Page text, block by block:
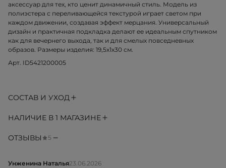
аксессуар для тех, кто ценит динамичный стиль. Модель из
полиэстера с переливающейся текстурой играет светом при
каждом движении, создавая эффект мерцания. Универсальный
дизайн и практичная подкладка делают ее идеальным спутником
как для вечернего выхода, так и для смелых повседневных
образов. Размеры изделия: 19,5х1х30 см.
Арт. ID5421200005
СОСТАВ И УХОД
НАЛИЧИЕ В 1 МАГАЗИНЕ
ОТЗЫВЫ 5
Унженина Наталья23.06.2026